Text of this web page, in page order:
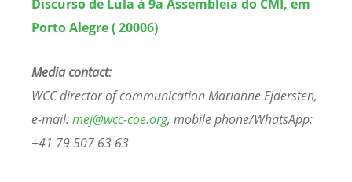
Discurso de Lula à 9a Assembleia do CMI, em
Porto Alegre ( 20006)
Media contact:
WCC director of communication Marianne Ejdersten,
e-mail:mej@wcc-coe.org, mobile phone/WhatsApp:
+41 79 507 63 63